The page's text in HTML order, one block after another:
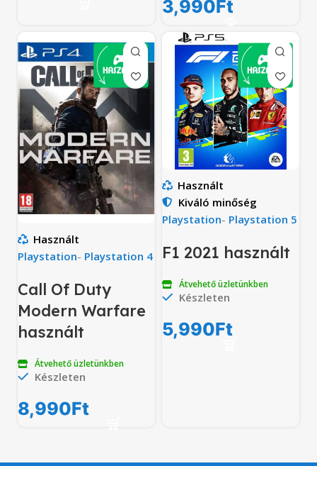
3,990Ft
Használt
Playstation- Playstation 4
Call Of Duty
Modern Warfare
használt
Átvehető üzletünkben
Készleten
8,990Ft
Használt
Kiváló minőség
Playstation- Playstation 5
F1 2021 használt
Átvehető üzletünkben
Készleten
5,990Ft